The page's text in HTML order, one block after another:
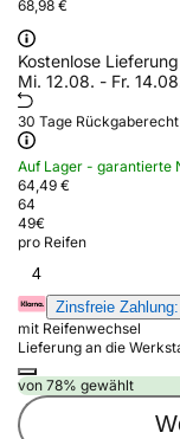
68,98 €
Kostenlose Lieferung
Mi. 12.08. - Fr.
30 Tage Rückgaberecht
Auf Lager - garantierte
64,49 €
64
49€
pro Reifen
4
Zinsfreie
mit Reifenwechsel
Lieferung an die
von 78% gewählt